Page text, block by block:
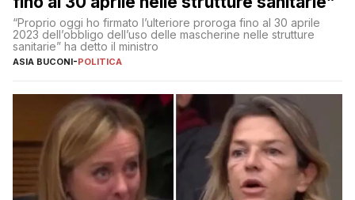
“Proprio oggi ho firmato l’ulteriore proroga fino al 30 aprile
2023 dell’obbligo dell’uso delle mascherine nelle strutture
sanitarie” ha detto il ministro
ASIA BUCONI-POLITICA